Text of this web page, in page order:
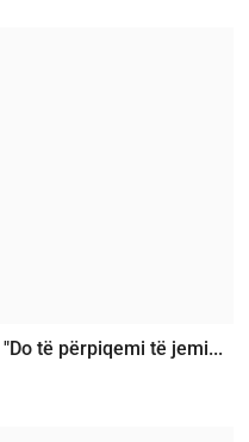
të përpiqemi të jemi...